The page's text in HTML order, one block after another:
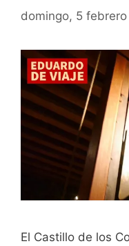
domingo, 5 febrero
El Castillo de los